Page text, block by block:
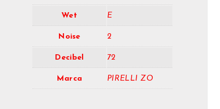
Wet E
Noise 2
Decibel 72
Marca PIRELLI ZO